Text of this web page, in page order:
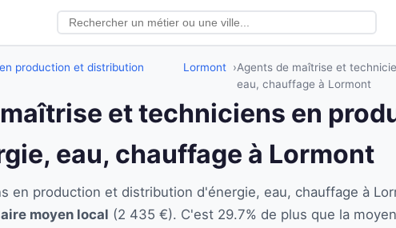
production et distribution
Lormont
Agents de maîtrise et
eau, chauffage à Lormont
et techniciens en
eau, chauffage à Lormont
en production et distribution d'énergie, eau, chauffage à
moyen local (2 435 €). C'est 29.7% de plus que la